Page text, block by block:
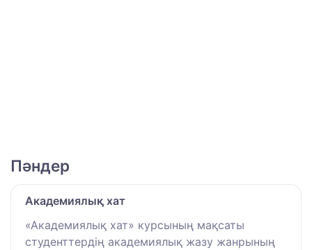
Пәндер
Академиялық хат
«Академиялық хат» курсының мақсаты
студенттердің академиялық жазу жанрының